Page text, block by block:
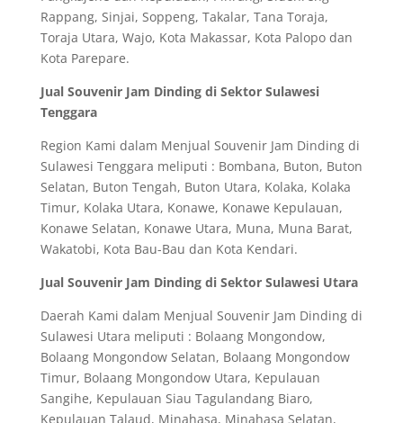
Rappang, Sinjai, Soppeng, Takalar, Tana Toraja,
Toraja Utara, Wajo, Kota Makassar, Kota Palopo dan
Kota Parepare.
Jual Souvenir Jam Dinding di Sektor Sulawesi
Tenggara
Region Kami dalam Menjual Souvenir Jam Dinding di
Sulawesi Tenggara meliputi : Bombana, Buton, Buton
Selatan, Buton Tengah, Buton Utara, Kolaka, Kolaka
Timur, Kolaka Utara, Konawe, Konawe Kepulauan,
Konawe Selatan, Konawe Utara, Muna, Muna Barat,
Wakatobi, Kota Bau-Bau dan Kota Kendari.
Jual Souvenir Jam Dinding di Sektor Sulawesi Utara
Daerah Kami dalam Menjual Souvenir Jam Dinding di
Sulawesi Utara meliputi : Bolaang Mongondow,
Bolaang Mongondow Selatan, Bolaang Mongondow
Timur, Bolaang Mongondow Utara, Kepulauan
Sangihe, Kepulauan Siau Tagulandang Biaro,
Kepulauan Talaud, Minahasa, Minahasa Selatan,